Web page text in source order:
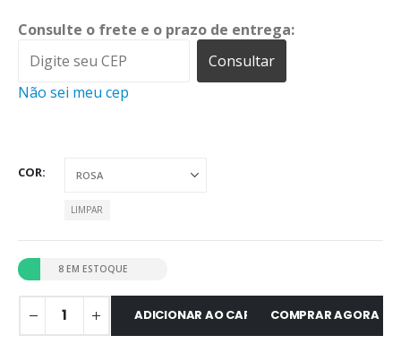
Consulte o frete e o prazo de entrega:
Consultar
Não sei meu cep
COR
LIMPAR
8 EM ESTOQUE
ADICIONAR AO CARRINHOCOMPRAR AGORA